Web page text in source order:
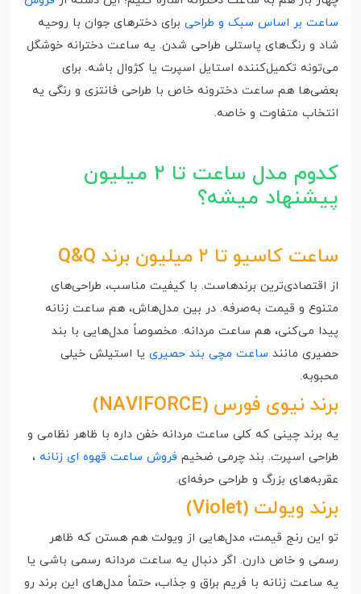
ساعت بر اساس سبک و طراحی برای دخترهای جوان با روحیه
شاد و رنگ‌های پاستلی طراحی شدن. یه ساعت دخترانه خوشگل
می‌تونه تکمیل‌کننده استایل اسپرت یا کژوال باشه. برای
بعضی‌ها هم ساعت دخترونه خاص با طراحی فانتزی و رنگی یه
انتخاب متفاوت و خاصه.
کدوم مدل ساعت تا ۲ میلیون
پیشنهاد میشه؟
ساعت کاسیو تا ۲ میلیون برند Q&Q
از اقتصادی‌ترین برندهاست. با کیفیت مناسب، طراحی‌های
متنوع و قیمت به‌صرفه. در بین مدل‌هاش، هم ساعت زنانه
پیدا می‌کنی، هم ساعت مردانه. مخصوصاً مدل‌هایی با بند
حصیری مانند ساعت مچی بند حصیری یا استیلش خیلی
محبوبه.
برند نیوی فورس (NAVIFORCE)
یه برند چینی که کلی ساعت مردانه خفن داره با ظاهر نظامی و
طراحی اسپرت. بند چرمی ضخیم فروش ساعت قهوه ای زنانه ،
عقربه‌های بزرگ و طراحی حرفه‌ای.
برند ویولت (Violet)
تو این رنج قیمت، مدل‌هایی از ویولت هم هستن که ظاهر
رسمی و خاص دارن. اگر دنبال یه ساعت مردانه رسمی باشی یا
یه ساعت زنانه با فریم براق و جذاب، حتماً مدل‌های این برند رو